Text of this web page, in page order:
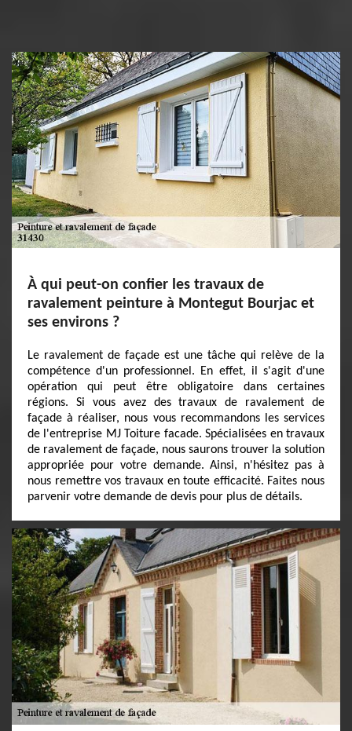
À qui peut-on confier les travaux de
ravalement peinture à Montegut Bourjac et
ses environs ?
Le ravalement de façade est une tâche qui relève de la
compétence d'un professionnel. En effet, il s'agit d'une
opération qui peut être obligatoire dans certaines
régions. Si vous avez des travaux de ravalement de
façade à réaliser, nous vous recommandons les services
de l'entreprise MJ Toiture facade. Spécialisées en travaux
de ravalement de façade, nous saurons trouver la solution
appropriée pour votre demande. Ainsi, n'hésitez pas à
nous remettre vos travaux en toute efficacité. Faites nous
parvenir votre demande de devis pour plus de détails.